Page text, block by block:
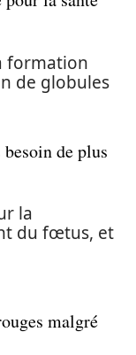
formation
de globules
de plus
la
du fœtus, et
malgré